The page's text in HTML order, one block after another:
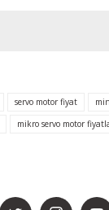
servo motor fiyat
mikro servo motor